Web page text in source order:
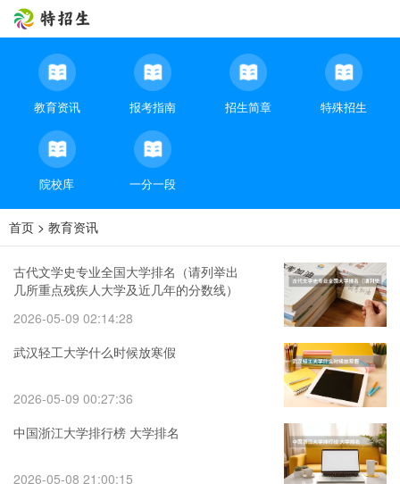
教育资讯 报考指南 招生简章 特殊招生
院校库 一分一段
首页 > 教育资讯
古代文学史专业全国大学排名（请列举出
几所重点残疾人大学及近几年的分数线）
2026-05-09 02:14:28
武汉轻工大学什么时候放寒假
2026-05-09 00:27:36
中国浙江大学排行榜 大学排名
2026-05-08 21:00:15